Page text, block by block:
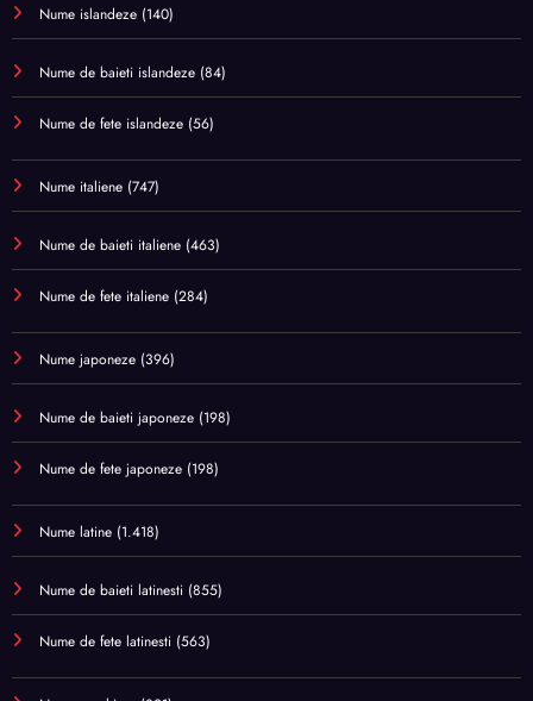
Nume islandeze (140)
Nume de baieti islandeze (84)
Nume de fete islandeze (56)
Nume italiene (747)
Nume de baieti italiene (463)
Nume de fete italiene (284)
Nume japoneze (396)
Nume de baieti japoneze (198)
Nume de fete japoneze (198)
Nume latine (1.418)
Nume de baieti latinesti (855)
Nume de fete latinesti (563)